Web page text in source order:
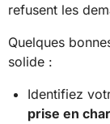
refusent les
Quelques
solide :
Identifiez
prise en